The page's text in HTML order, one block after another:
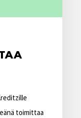
toimittaa